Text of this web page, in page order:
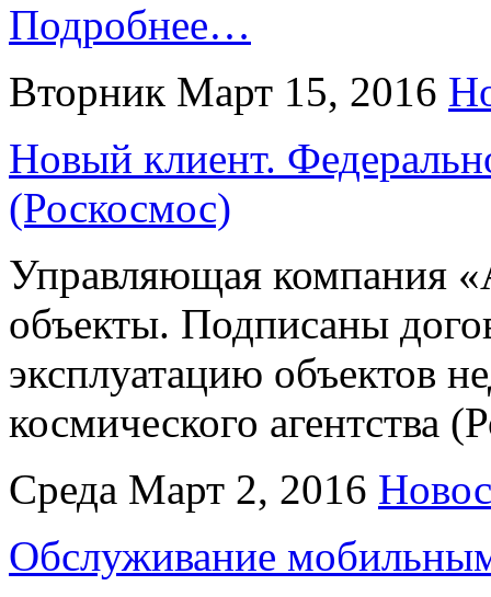
Подробнее…
Вторник Март 15, 2016
Новый клиент.
(Роскосмос)
Управляющая компания
объекты. Подписаны
эксплуатацию объектов
космического агентства
Среда Март 2, 2016
Обслуживание